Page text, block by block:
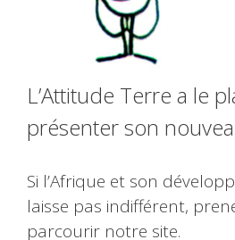
L’Attitude Terre a le
présenter son
Si l’Afrique et son
laisse pas indifférent,
parcourir notre site.